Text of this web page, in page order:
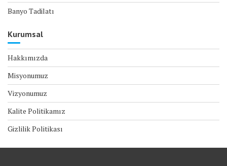
Banyo Tadilatı
Kurumsal
Hakkımızda
Misyonumuz
Vizyonumuz
Kalite Politikamız
Gizlilik Politikası